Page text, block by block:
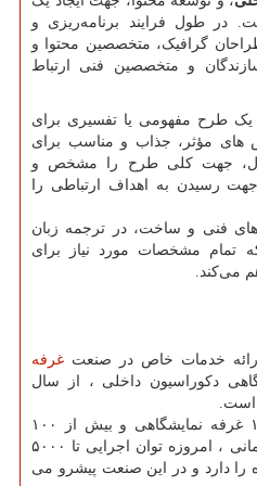
در طول فرایند برنامه‌ریزی و
گرافیک، متخصصین محتوا و
و متخصصین فنی ارتباط
یک طرح مفهومی یا تفسیری برای
های مؤثر، جذاب و مناسب برای
جهت کلی طرح را مشخص و
رسیدن به اهداف ارتباطی را
فنی و ساخت، در ترجمه زبان
مشخصات مورد نیاز برای
می‌کند.
خدمات خاص در صنعت غرفه
دکوراسیون داخلی ، از سال
امروزه با اجرای بیش از ۱۵۰۰ غرفه نمایشگاهی و بیش از ۱۰۰
پروژه داخلی و باز سازی ساختمانی ، امروزه توان اجرایی تا ۵۰۰۰
را دارد و در این صنعت پیشرو می